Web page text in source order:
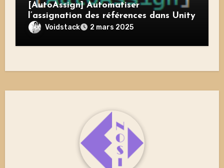
[AutoAssign] Automatiser
l’assignation des références dans Unity
Voidstack 2 mars 2025